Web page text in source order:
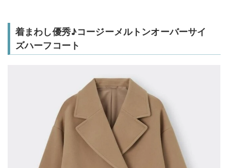
着まわし優秀♪コージーメルトンオーバーサイ
ズハーフコート